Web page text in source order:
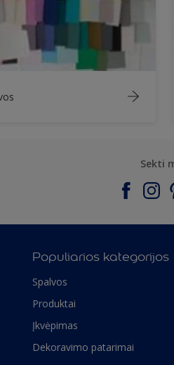
Sekti
Populiarios kategorijos
Spalvos
Produktai
Įkvėpimas
Dekoravimo patarimai